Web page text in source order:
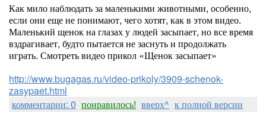
Как мило наблюдать за маленькими животными, особенно,
если они еще не понимают, чего хотят, как в этом видео.
Маленький щенок на глазах у людей засыпает, но все время
вздрагивает, будто пытается не заснуть и продолжать
играть. Смотреть видео прикол «Щенок засыпает»
http://www.bugagas.ru/video-prikoly/3909-schenok-
zasypaet.html
комментарии: 0 понравилось! вверх^ к полной версии